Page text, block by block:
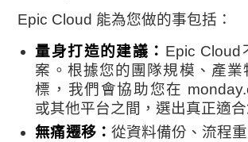
Epic Cloud 能為您做的事包括：
量身打造的建議： Epic Cloud
案。根據您的團隊規模、產業
標，我們會協助您在
或其他平台之間，選出真正適合
無痛遷移： 從資料備份、流程